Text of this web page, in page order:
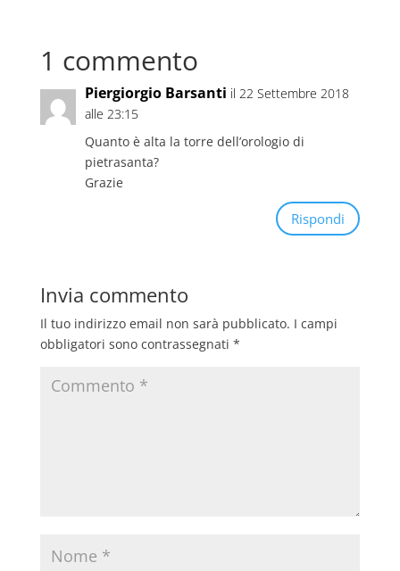
1 commento
Piergiorgio Barsanti il 22 Settembre 2018
alle 23:15
Quanto è alta la torre dell’orologio di
pietrasanta?
Grazie
Rispondi
Invia commento
Il tuo indirizzo email non sarà pubblicato. I campi
obbligatori sono contrassegnati *